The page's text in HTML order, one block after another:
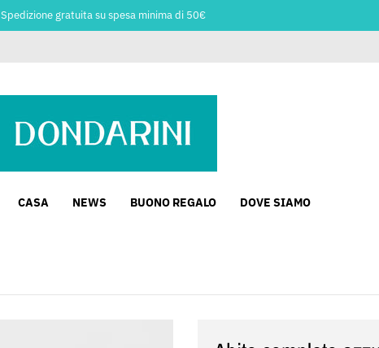
Spedizione gratuita su spesa minima di 50€
CASA NEWS BUONO REGALO DOVE SIAMO